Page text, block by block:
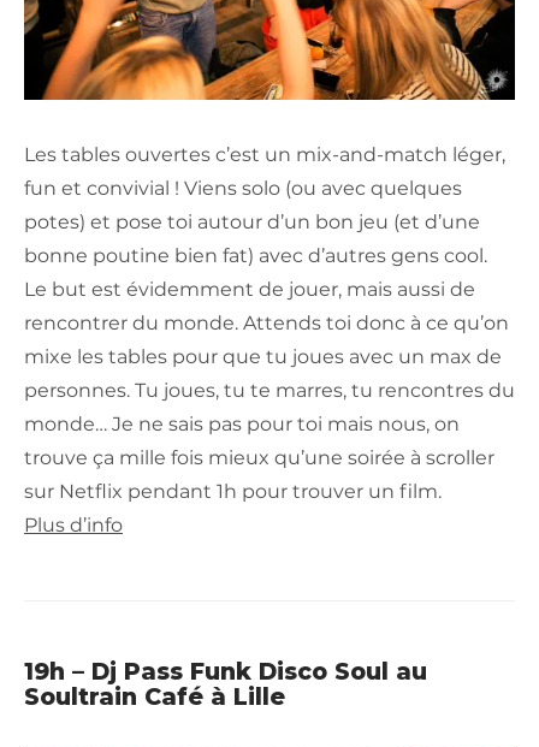
Les tables ouvertes c’est un mix-and-match léger,
fun et convivial ! Viens solo (ou avec quelques
potes) et pose toi autour d’un bon jeu (et d’une
bonne poutine bien fat) avec d’autres gens cool.
Le but est évidemment de jouer, mais aussi de
rencontrer du monde. Attends toi donc à ce qu’on
mixe les tables pour que tu joues avec un max de
personnes. Tu joues, tu te marres, tu rencontres du
monde… Je ne sais pas pour toi mais nous, on
trouve ça mille fois mieux qu’une soirée à scroller
sur Netflix pendant 1h pour trouver un film.
Plus d’info
19h – Dj Pass Funk Disco Soul au
Soultrain Café à Lille